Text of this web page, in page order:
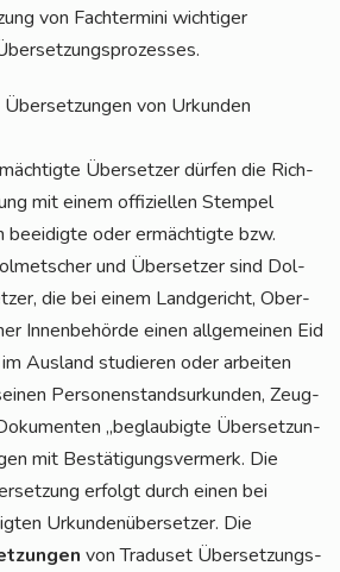
von Fach­ter­mi­ni wich­ti­ger
von Urkun­den
Über­set­zer dür­fen die Rich­
mit einem offi­zi­el­len Stem­pel
oder ermäch­tig­te bzw.
und Über­set­zer sind Dol­
die bei einem Land­ge­richt, Ober­
Innen­be­hör­de einen all­ge­mei­nen Eid
Aus­land stu­die­ren oder arbei­ten
Per­so­nen­stand­sur­kun­den, Zeug­
„beglau­big­te Über­set­zun­
mit Bestä­ti­gungs­ver­merk. Die
erfolgt durch einen bei
Urkun­den­über­set­zer. Die
von Tra­du­set Über­set­zungs­